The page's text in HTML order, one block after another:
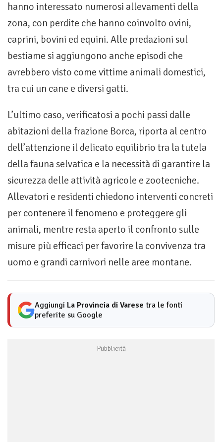
hanno interessato numerosi allevamenti della
zona, con perdite che hanno coinvolto ovini,
caprini, bovini ed equini. Alle predazioni sul
bestiame si aggiungono anche episodi che
avrebbero visto come vittime animali domestici,
tra cui un cane e diversi gatti.
L’ultimo caso, verificatosi a pochi passi dalle
abitazioni della frazione Borca, riporta al centro
dell’attenzione il delicato equilibrio tra la tutela
della fauna selvatica e la necessità di garantire la
sicurezza delle attività agricole e zootecniche.
Allevatori e residenti chiedono interventi concreti
per contenere il fenomeno e proteggere gli
animali, mentre resta aperto il confronto sulle
misure più efficaci per favorire la convivenza tra
uomo e grandi carnivori nelle aree montane.
Aggiungi La Provincia di Varese tra le fonti
preferite su Google